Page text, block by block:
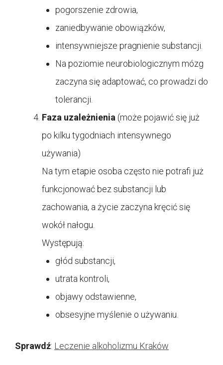
pogorszenie zdrowia,
zaniedbywanie obowiązków,
intensywniejsze pragnienie substancji.
Na poziomie neurobiologicznym mózg
zaczyna się adaptować, co prowadzi do
tolerancji.
Faza uzależnienia (może pojawić się już
po kilku tygodniach intensywnego
używania)
Na tym etapie osoba często nie potrafi już
funkcjonować bez substancji lub
zachowania, a życie zaczyna kręcić się
wokół nałogu.
Występują:
głód substancji,
utrata kontroli,
objawy odstawienne,
obsesyjne myślenie o używaniu.
Sprawdź: Leczenie alkoholizmu Kraków